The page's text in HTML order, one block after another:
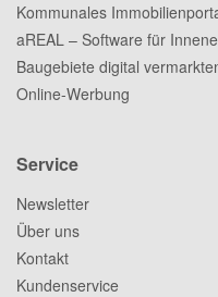
Kommunales
aREAL – Software für
Baugebiete digital
Online-Werbung
Service
Newsletter
Über uns
Kontakt
Kundenservice